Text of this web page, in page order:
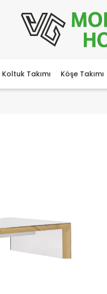
Koltuk Takımı Köşe Takımı